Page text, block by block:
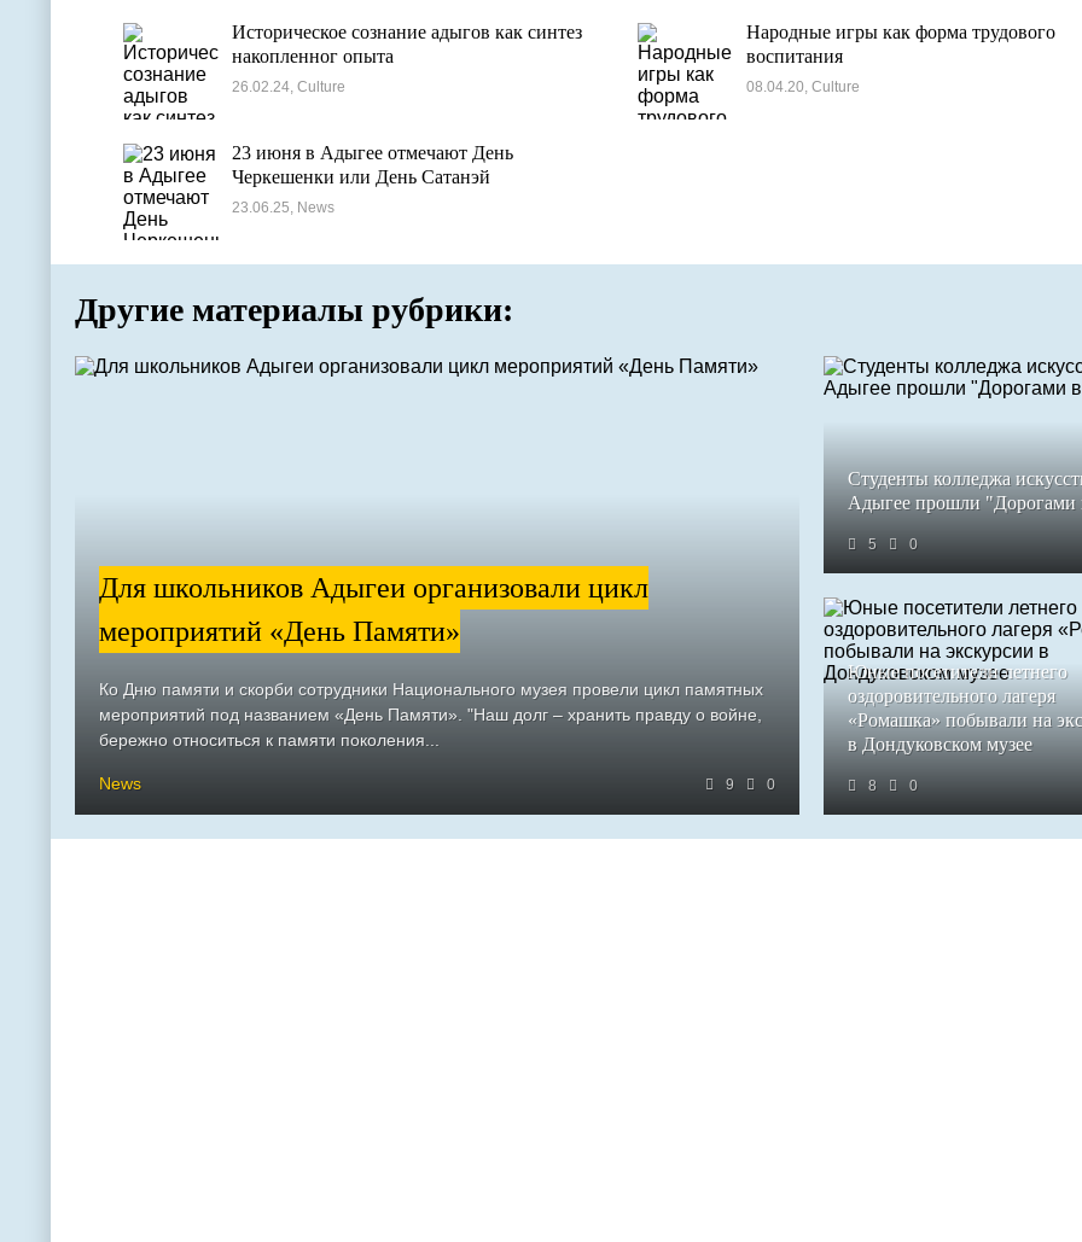
Историческое сознание адыгов как синтез
накопленног опыта
26.02.24, Culture
Народные игры как форма трудового
воспитания
08.04.20, Culture
23 июня в Адыгее отмечают День
Черкешенки или День Сатанэй
23.06.25, News
Другие материалы рубрики:
Для школьников Адыгеи организовали цикл
мероприятий «День Памяти»
Ко Дню памяти и скорби сотрудники Национального музея провели цикл памятных
мероприятий под названием «День Памяти». "Наш долг – хранить правду о войне,
бережно относиться к памяти поколения...
News 9 0
Студенты колледжа
Адыгее прошли
5 0
Юные посетители летнего
оздоровительного лагеря
«Ромашка» побывали на
в Дондуковском музее
8 0